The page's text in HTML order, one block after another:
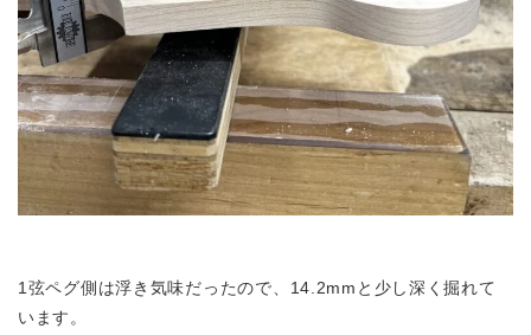
1弦ペグ側は浮き気味だったので、14.2mmと少し深く掘れて
います。